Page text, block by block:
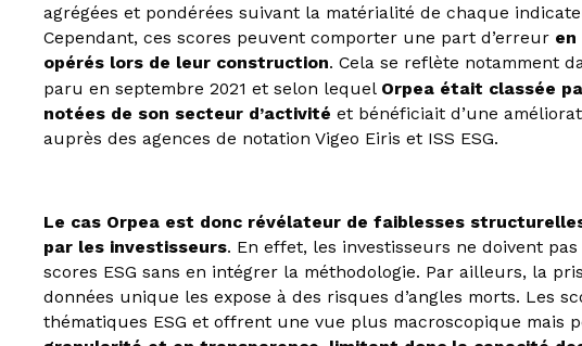
agrégées et pondérées suivant la matérialité de chaque
Cependant, ces scores peuvent comporter une part d’erreur en
opérés lors de leur construction. Cela se reflète notamment
paru en septembre 2021 et selon lequel Orpea était classée
notées de son secteur d’activité et bénéficiait d’une
auprès des agences de notation Vigeo Eiris et ISS ESG.
Le cas Orpea est donc révélateur de faiblesses
par les investisseurs. En effet, les investisseurs ne doivent
scores ESG sans en intégrer la méthodologie. Par ailleurs, la
données unique les expose à des risques d’angles morts. Les
thématiques ESG et offrent une vue plus macroscopique mais